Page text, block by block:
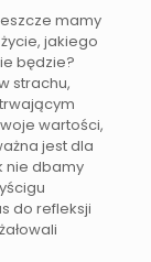
mamy
jakiego
będzie?
strachu,
wartości,
jest dla
nie dbamy
do refleksji